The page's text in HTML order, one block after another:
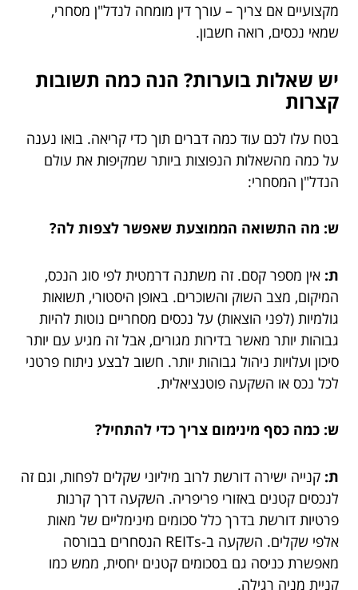
מקצועיים אם צריך – עורך דין מומחה לנדל"ן מסחרי,
שמאי נכסים, רואה חשבון.
יש שאלות בוערות? הנה כמה תשובות
קצרות
בטח עלו לכם עוד כמה דברים תוך כדי קריאה. בואו נענה
על כמה מהשאלות הנפוצות ביותר שמקיפות את עולם
הנדל"ן המסחרי:
ש: מה התשואה הממוצעת שאפשר לצפות לה?
ת: אין מספר קסם. זה משתנה דרמטית לפי סוג הנכס,
המיקום, מצב השוק והשוכרים. באופן היסטורי, תשואות
גולמיות (לפני הוצאות) על נכסים מסחריים נוטות להיות
גבוהות יותר מאשר בדירות מגורים, אבל זה מגיע עם יותר
סיכון ועלויות ניהול גבוהות יותר. חשוב לבצע ניתוח פרטני
לכל נכס או השקעה פוטנציאלית.
ש: כמה כסף מינימום צריך כדי להתחיל?
ת: קנייה ישירה דורשת לרוב מיליוני שקלים לפחות, וגם זה
לנכסים קטנים באזורי פריפריה. השקעה דרך קרנות
פרטיות דורשת בדרך כלל סכומים מינימליים של מאות
אלפי שקלים. השקעה ב-REITs הנסחרים בבורסה
מאפשרת כניסה גם בסכומים קטנים יחסית, ממש כמו
קניית מניה רגילה.